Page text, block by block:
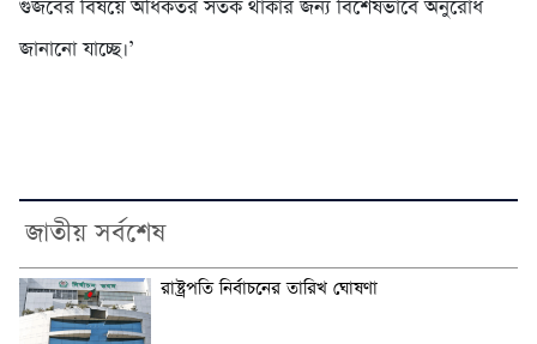
গুজবের বিষয়ে অধিকতর সতর্ক থাকার জন্য বিশেষভাবে অনুরোধ
জানানো যাচ্ছে।’
জাতীয় সর্বশেষ
রাষ্ট্রপতি নির্বাচনের তারিখ ঘোষণা